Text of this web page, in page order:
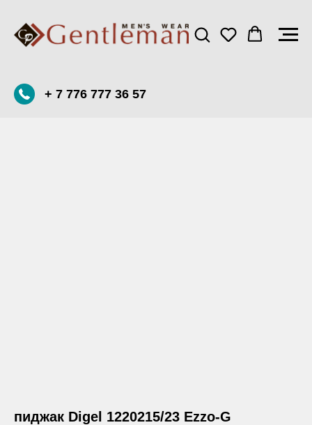
+ 7 776 777 36 57
пиджак Digel 1220215/23 Ezzo-G